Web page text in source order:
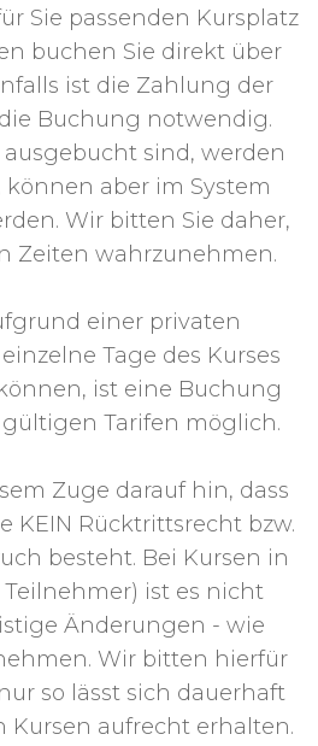
Sie passenden Kursplatz
buchen Sie direkt über
ist die Zahlung der
Buchung notwendig.
ausgebucht sind, werden
aber im System
Wir bitten Sie daher,
Zeiten wahrzunehmen.
einer privaten
Tage des Kurses
ist eine Buchung
Tarifen möglich.
Zuge darauf hin, dass
KEIN Rücktrittsrecht bzw.
besteht. Bei Kursen in
Teilnehmer) ist es nicht
Änderungen - wie
Wir bitten hierfür
so lässt sich dauerhaft
Kursen aufrecht erhalten.